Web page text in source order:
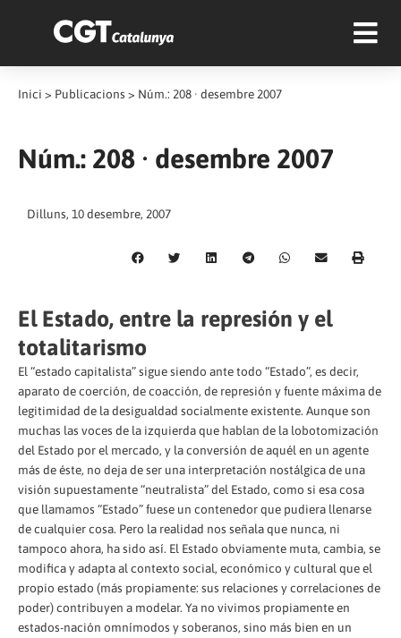
Inici > Publicacions > Núm.: 208 · desembre 2007
Núm.: 208 · desembre 2007
Dilluns, 10 desembre, 2007
El Estado, entre la represión y el
totalitarismo
El “estado capitalista” sigue siendo ante todo “Estado”, es decir,
aparato de coerción, de coacción, de represión y fuente máxima de
legitimidad de la desigualdad socialmente existente. Aunque son
muchas las voces de la izquierda que hablan de la lobotomización
del Estado por el mercado, y la conversión de aquél en un agente
más de éste, no deja de ser una interpretación nostálgica de una
visión supuestamente “neutralista” del Estado, como si esa cosa
que llamamos “Estado” fuese un contenedor que pudiera llenarse
de cualquier cosa. Pero la realidad nos señala que nunca, ni
tampoco ahora, ha sido así. El Estado obviamente muta, cambia, se
modifica y adapta al contexto social, económico y cultural que el
propio estado (más propiamente: sus relaciones y correlaciones de
poder) contribuyen a modelar. Ya no vivimos propiamente en
estados-nación omnímodos y soberanos, sino más bien en un